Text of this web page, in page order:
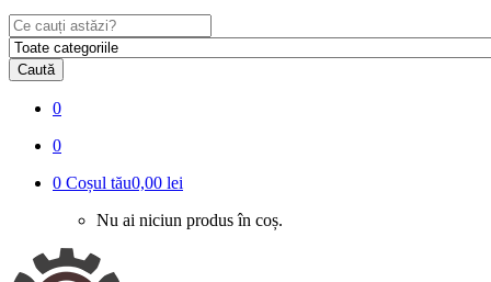
Search
for:
Caută
0
0
0 Coșul tău0,00 lei
Nu ai niciun produs în coș.